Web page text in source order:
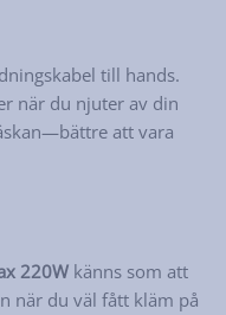
till hands.
när du njuter av din
att vara
220W känns som att
när du väl fått kläm på